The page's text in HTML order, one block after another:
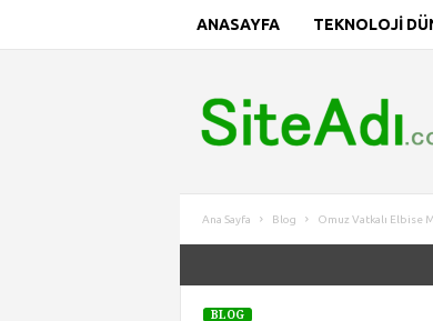
ANASAYFA TEKNOLOJI
Ana Sayfa Blog Omuz Vatkalı Elbise
BLOG